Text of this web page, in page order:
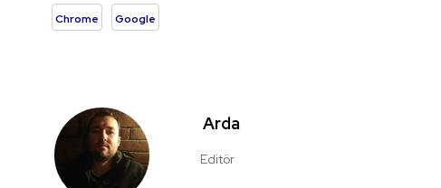
Chrome Google
Arda
Editör